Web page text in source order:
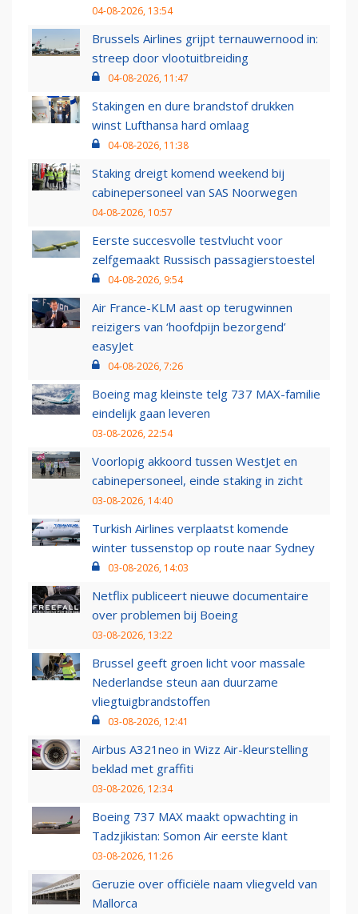
04-08-2026, 13:54
Brussels Airlines grijpt ternauwernood in:
streep door vlootuitbreiding
04-08-2026, 11:47
Stakingen en dure brandstof drukken
winst Lufthansa hard omlaag
04-08-2026, 11:38
Staking dreigt komend weekend bij
cabinepersoneel van SAS Noorwegen
04-08-2026, 10:57
Eerste succesvolle testvlucht voor
zelfgemaakt Russisch passagierstoestel
04-08-2026, 9:54
Air France-KLM aast op terugwinnen
reizigers van ‘hoofdpijn bezorgend’
easyJet
04-08-2026, 7:26
Boeing mag kleinste telg 737 MAX-familie
eindelijk gaan leveren
03-08-2026, 22:54
Voorlopig akkoord tussen WestJet en
cabinepersoneel, einde staking in zicht
03-08-2026, 14:40
Turkish Airlines verplaatst komende
winter tussenstop op route naar Sydney
03-08-2026, 14:03
Netflix publiceert nieuwe documentaire
over problemen bij Boeing
03-08-2026, 13:22
Brussel geeft groen licht voor massale
Nederlandse steun aan duurzame
vliegtuigbrandstoffen
03-08-2026, 12:41
Airbus A321neo in Wizz Air-kleurstelling
beklad met graffiti
03-08-2026, 12:34
Boeing 737 MAX maakt opwachting in
Tadzjikistan: Somon Air eerste klant
03-08-2026, 11:26
Geruzie over officiële naam vliegveld van
Mallorca